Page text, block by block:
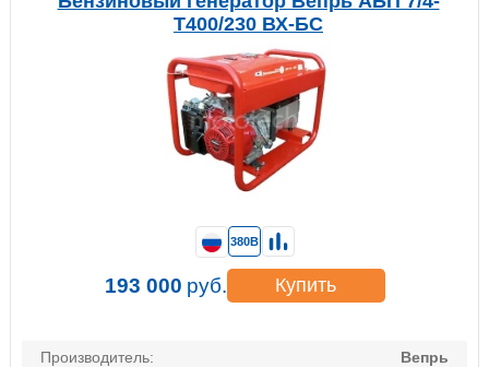
Т400/230 ВХ-БС
Производитель: Вепрь
380В
193 000 руб. Купить